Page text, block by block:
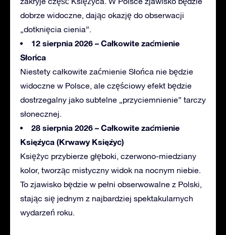
dobrze widoczne, dając okazję do obserwacji
„dotknięcia cienia”.
12 sierpnia 2026 – Całkowite zaćmienie
Słońca
Niestety całkowite zaćmienie Słońca nie będzie
widoczne w Polsce, ale częściowy efekt będzie
dostrzegalny jako subtelne „przyciemnienie” tarczy
słonecznej.
28 sierpnia 2026 – Całkowite zaćmienie
Księżyca (Krwawy Księżyc)
Księżyc przybierze głęboki, czerwono-miedziany
kolor, tworząc mistyczny widok na nocnym niebie.
To zjawisko będzie w pełni obserwowalne z Polski,
stając się jednym z najbardziej spektakularnych
wydarzeń roku.